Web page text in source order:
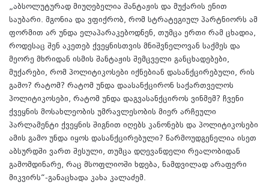
„აბსოლუტურად მიუღებელია შანტაჟის და მუქარის ენით
საუბარი. მგონია და ვფიქრობ, რომ სტრატეგიულ პარტნიორს ამ
ფორმით არ უნდა ელაპარაკებოდნენ, თუმცა ერთი რამ ცხადია,
როდესაც შენ აკეთებ ქვეყნისთვის მნიშვნელოვან საქმეს და
მეორე მხრიდან ისმის შანტაჟის შემცველი განცხადებები,
მუქარები, რომ პოლიტიკოსები იქნებიან დასანქცირებული, რის
გამო? რატომ? რატომ უნდა დაასანქცირონ საქართველოს
პოლიტიკოსები, რატომ უნდა დაგვასანქციროს ვინმემ? ჩვენი
ქვეყნის მოსახლეობის უმრავლესობის მიერ არჩეული
პარლამენტი ქვეყნის შიგნით იღებს კანონებს და პოლიტიკოსები
ამის გამო უნდა იყოს დასანქცირებული? წარმოუდგენელია ისეთ
აბსურდში ვართ შესული, თუმცა დღევანდელი რეალობიდან
გამომდინარე, რაც მსოფლიოში ხდება, ნამდვილად არაფერი
მიკვირს“-განაცხადა კახა კალაძემ.